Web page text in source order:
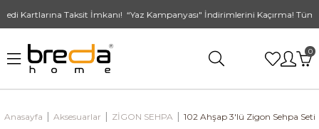
Taksit İmkanı! “Yaz Kampanyası" İndirimlerini Kaçırma!
0
Anasayfa Aksesuarlar ZİGON SEHPA 102 Ahşap 3'lü Zigon Sehpa Seti